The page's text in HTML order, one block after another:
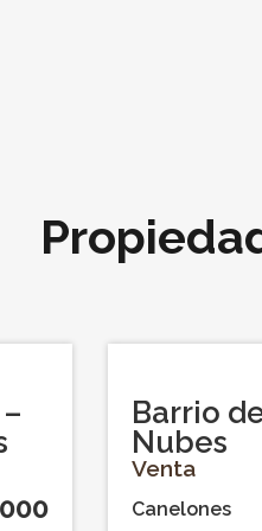
Barrio
Nubes
Venta
Canelones